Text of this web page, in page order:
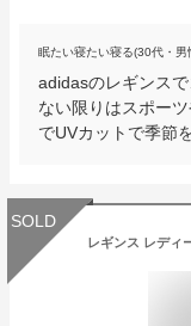
眠たい寝たい寝る(30代・男
adidasのレギンス
ない限りはスポー
でUVカットで季節
SOLD